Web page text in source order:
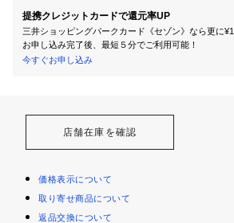
提携クレジットカードで還元率UP
三井ショッピングパークカード《セゾン》なら更に
お申し込み完了後、最短５分でご利用可能！
今すぐお申し込み
店舗在庫を確認
価格表示について
取り寄せ商品について
返品交換について